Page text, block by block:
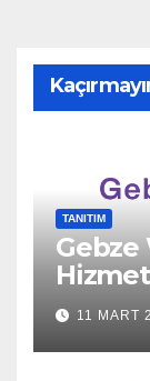
TANITIM
Gebze
11 MART